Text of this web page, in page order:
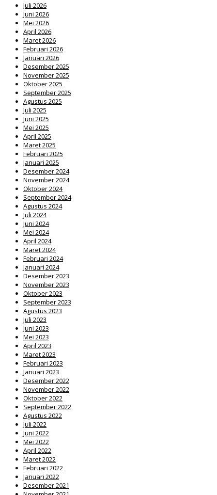
Juli 2026
Juni 2026
Mei 2026
April 2026
Maret 2026
Februari 2026
Januari 2026
Desember 2025
November 2025
Oktober 2025
September 2025
Agustus 2025
Juli 2025
Juni 2025
Mei 2025
April 2025
Maret 2025
Februari 2025
Januari 2025
Desember 2024
November 2024
Oktober 2024
September 2024
Agustus 2024
Juli 2024
Juni 2024
Mei 2024
April 2024
Maret 2024
Februari 2024
Januari 2024
Desember 2023
November 2023
Oktober 2023
September 2023
Agustus 2023
Juli 2023
Juni 2023
Mei 2023
April 2023
Maret 2023
Februari 2023
Januari 2023
Desember 2022
November 2022
Oktober 2022
September 2022
Agustus 2022
Juli 2022
Juni 2022
Mei 2022
April 2022
Maret 2022
Februari 2022
Januari 2022
Desember 2021